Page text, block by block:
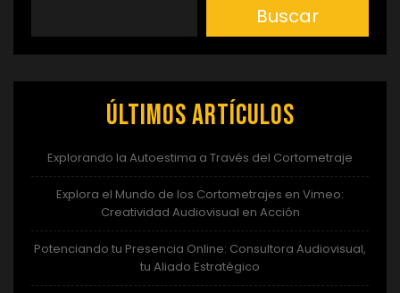
Buscar
Últimos artículos
Explorando la Autoestima a Través del Cortometraje
Explora el Mundo de los Cortometrajes en Vimeo:
Creatividad Audiovisual en Acción
Potenciando tu Presencia Online: Consultora Audiovisual,
tu Aliado Estratégico